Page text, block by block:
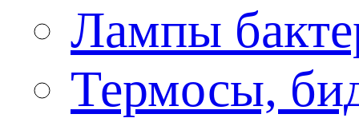
Лампы
Термосы,